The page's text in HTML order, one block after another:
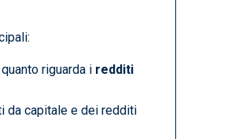
riguarda i redditi
da capitale e dei redditi